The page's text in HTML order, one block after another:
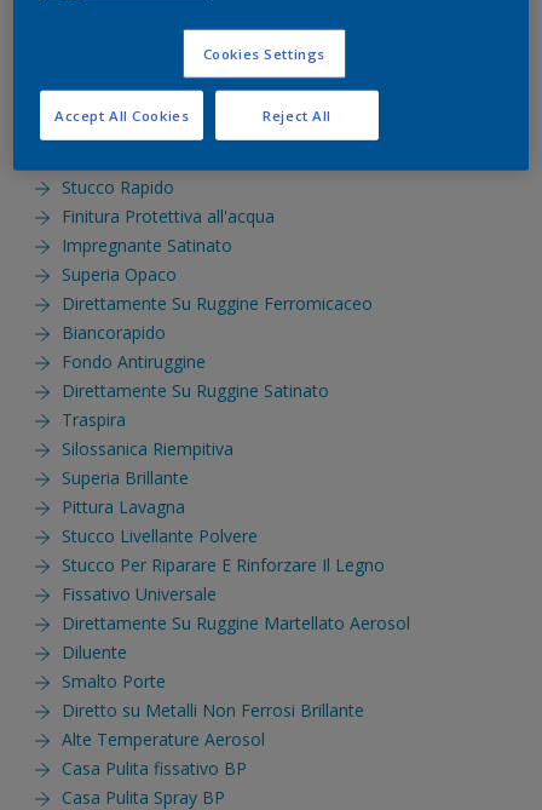
Superia Metallizzato
Direttamente Su Ruggine Satinato Aerosol
Smalto Per Radiatori Satinato Aerosol
Stucco Rapido
Finitura Protettiva all'acqua
Impregnante Satinato
Superia Opaco
Direttamente Su Ruggine Ferromicaceo
Biancorapido
Fondo Antiruggine
Direttamente Su Ruggine Satinato
Traspira
Silossanica Riempitiva
Superia Brillante
Pittura Lavagna
Stucco Livellante Polvere
Stucco Per Riparare E Rinforzare Il Legno
Fissativo Universale
Direttamente Su Ruggine Martellato Aerosol
Diluente
Smalto Porte
Diretto su Metalli Non Ferrosi Brillante
Alte Temperature Aerosol
Casa Pulita fissativo BP
Casa Pulita Spray BP
Cookies Settings
Reject All
Accept All Cookies